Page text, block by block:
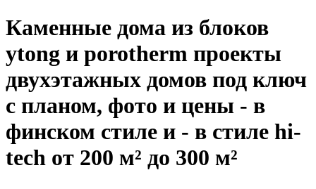
Каменные дома из блоков
ytong и porotherm проекты
двухэтажных домов под ключ
с планом, фото и цены - в
финском стиле и - в стиле hi-
tech от 200 м² до 300 м²